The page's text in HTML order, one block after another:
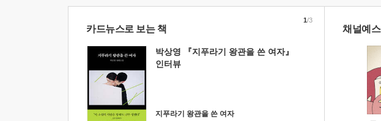
카드뉴스로 보는 책
박상영 『지푸라기 왕관을 쓴 여자』
인터뷰
지푸라기 왕관을 쓴 여자
1/3
채널예스